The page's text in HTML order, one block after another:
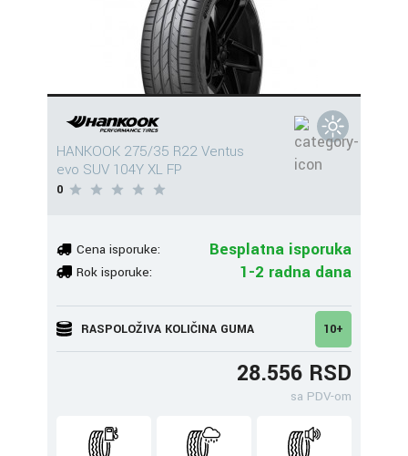
HANKOOK 275/35 R22 Ventus
evo SUV 104Y XL FP
0
Cena isporuke: Besplatna isporuka
Rok isporuke: 1-2 radna dana
RASPOLOŽIVA KOLIČINA GUMA 10+
28.556 RSD
sa PDV-om